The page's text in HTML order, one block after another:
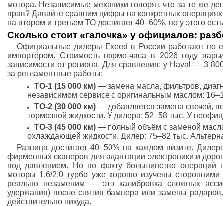
мотора. Независимые механики говорят, что за те же
прав? Давайте сравним цифры на конкретных
на втором и третьем ТО достигает 40–60%, но у этого
Сколько стоит «галочка» у официалов:
Официальные дилеры Exeed в России работают по
импортёром. Стоимость нормо-часа в 2026 году
зависимости от региона. Для сравнения: у Haval — 3
за регламентные работы:
ТО-1 (15 000 км) — замена масла, фильтров,
независимом сервисе с оригинальным маслом:
ТО-2 (30 000 км) — добавляется замена свечей,
тормозной жидкости. У дилера: 52–58 тыс. У
ТО-3 (45 000 км) — полный объём с заменой
охлаждающей жидкости. Дилер: 75–82 тыс.
Разница достигает 40–50% на каждом визите.
фирменных сканеров для адаптации электроники и
под давлением. Но по факту большинство операций
моторы 1.6/2.0 турбо уже хорошо изучены сторонними
реально незаменим — это калибровка сложных
удержания) после снятия бампера или замены
действительно никуда.